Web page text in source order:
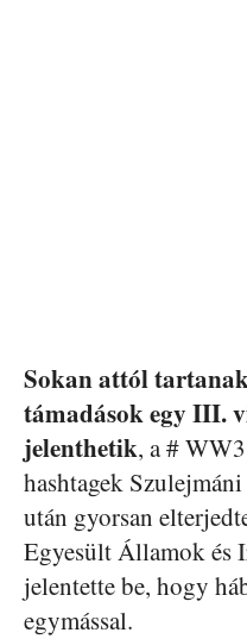
Sokan attól
támadások egy III.
jelenthetik, a #
hashtagek
után gyorsan
Egyesült Államok és
jelentette be, hogy
egymással.